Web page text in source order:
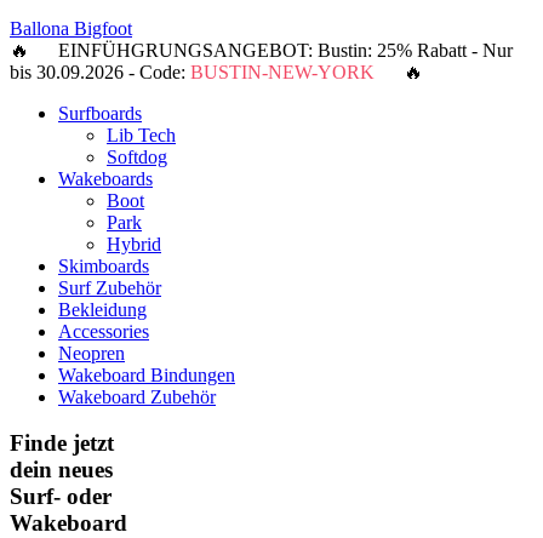
Ballona Bigfoot
🔥 EINFÜHGRUNGSANGEBOT: Bustin: 25% Rabatt - Nur
bis 30.09.2026 - Code: BUSTIN-NEW-YORK 🔥
Surfboards
Lib Tech
Softdog
Wakeboards
Boot
Park
Hybrid
Skimboards
Surf Zubehör
Bekleidung
Accessories
Neopren
Wakeboard Bindungen
Wakeboard Zubehör
Finde jetzt
dein neues
Surf- oder
Wakeboard